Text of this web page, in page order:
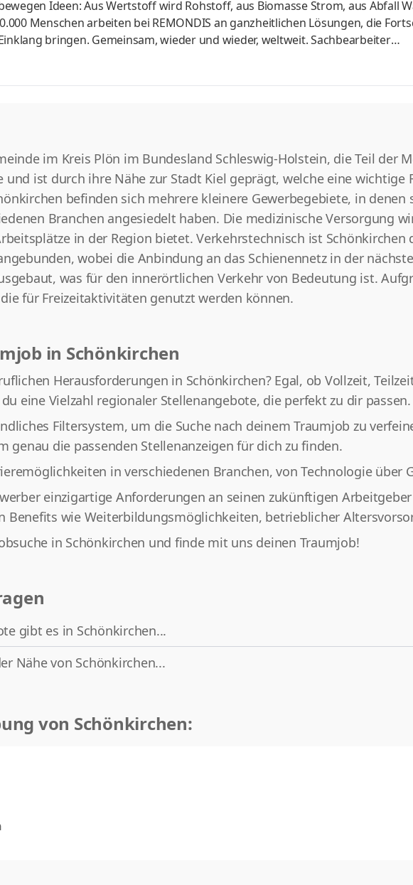
Ideen: Aus Wertstoff wird Rohstoff, aus Biomasse Strom, aus Abfall
Menschen arbeiten bei REMONDIS an ganzheitlichen Lösungen, die
bringen. Gemeinsam, wieder und wieder, weltweit. Sachbearbeiter
Melsdorf // Teil- sowie Vollzeit Stellen-Nr.: 179004 Aufgaben
eines Mitarbeiterkreises und übernehmen die kom­plette
Kompetent unterstützen Sie die Führungskräfte und
im Kreis Plön im Bundesland Schleswig-Holstein, die Teil der
und ist durch ihre Nähe zur Stadt Kiel geprägt, welche eine
befinden sich mehrere kleinere Gewerbegebiete, in
Branchen angesiedelt haben. Die medizinische Versorgung
in der Region bietet. Verkehrstechnisch ist
wobei die Anbindung an das Schienennetz in der
was für den innerörtlichen Verkehr von Bedeutung ist.
für Freizeitaktivitäten genutzt werden können.
in Schönkirchen
Herausforderungen in Schönkirchen? Egal, ob Vollzeit,
eine Vielzahl regionaler Stellenangebote, die perfekt zu dir passen.
Filtersystem, um die Suche nach deinem Traumjob zu
genau die passenden Stellenanzeigen für dich zu finden.
in verschiedenen Branchen, von Technologie über
einzigartige Anforderungen an seinen zukünftigen
Benefits wie Weiterbildungsmöglichkeiten, betrieblicher
in Schönkirchen und finde mit uns deinen Traumjob!
gibt es in Schönkirchen...
Nähe von Schönkirchen...
von Schönkirchen: